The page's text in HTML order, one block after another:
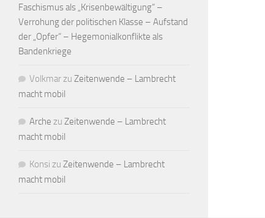
Faschismus als „Krisenbewältigung“ –
Verrohung der politischen Klasse – Aufstand
der „Opfer“ – Hegemonialkonflikte als
Bandenkriege
Volkmarzu Zeitenwende – Lambrecht
macht mobil
Arche zu Zeitenwende – Lambrecht
macht mobil
Konsi zu Zeitenwende – Lambrecht
macht mobil